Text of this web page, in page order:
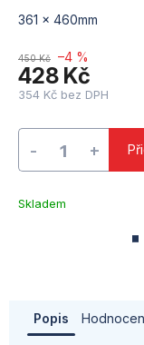
450 Kč –4 %
428 Kč
354 Kč bez DPH
cena:
Skladem
361 x 460mm
Popis